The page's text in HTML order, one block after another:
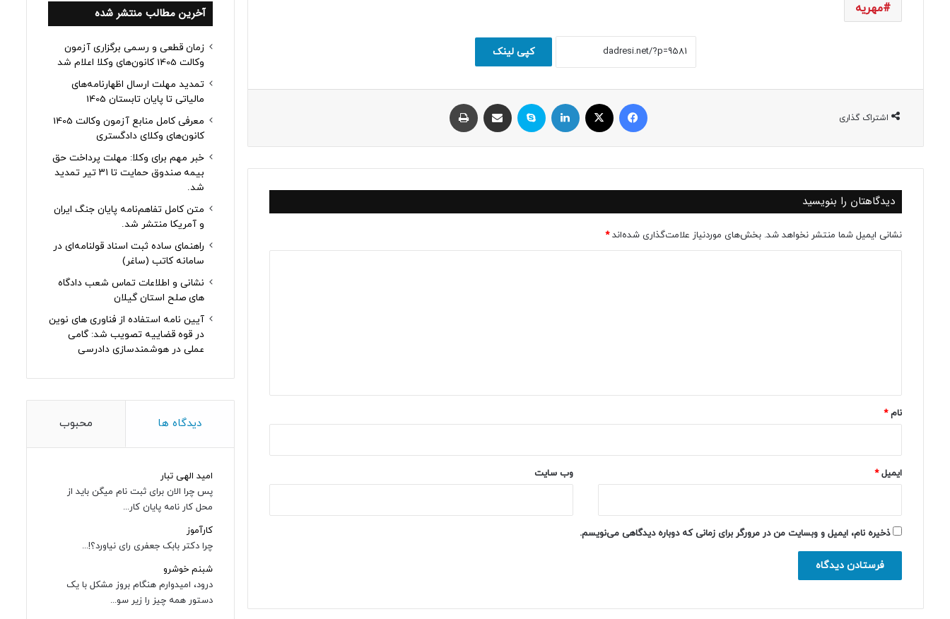
مهریه
کپی لینک
اشتراک گذاری
فیسبوک ایکس لینکداین اسکایپ اشتراک با ایمیل
دیدگاهتان را بنویسید
نشانی ایمیل شما منتشر نخواهد شد. بخش‌های موردنیاز علامت‌گذاری شده‌اند*
نام*
ایمیل* وب‌ سایت
ذخیره نام، ایمیل و وبسایت من در مرورگر برای زمانی که دوباره دیدگاهی می‌نویسم.
آخرین مطالب منتشر شده
زمان قطعی و رسمی برگزاری آزمون
وکالت 1405 کانون‌های وکلا اعلام شد
تمدید مهلت ارسال اظهارنامه‌های
مالیاتی تا پایان تابستان 1405
معرفی کامل منابع آزمون وکالت 1405
کانون‌های وکلای دادگستری
خبر مهم برای وکلا: مهلت پرداخت حق
بیمه صندوق حمایت تا ۳۱ تیر تمدید
شد.
متن کامل تفاهم‌نامه پایان جنگ ایران
و آمریکا منتشر شد.
راهنمای ساده ثبت اسناد قولنامه‌ای در
سامانه کاتب (ساغر)
نشانی و اطلاعات تماس شعب دادگاه
های صلح استان گیلان
آیین نامه استفاده از فناوری های نوین
در قوه قضاییه تصویب شد: گامی
عملی در هوشمندسازی دادرسی
دیدگاه ها محبوب
امید الهی تبار
پس چرا الان برای ثبت نام میگن باید از
محل کار نامه پایان کار...
کارآموز
چرا دکتر بابک جعفری رای نیاورد؟!...
شبنم خوشرو
درود، امیدوارم هنگام بروز مشکل با یک
دستور همه چیز را زیر سو...